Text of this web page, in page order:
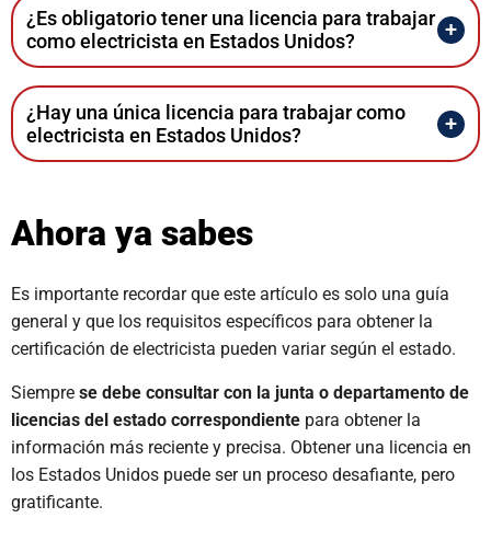
¿Es obligatorio tener una licencia para trabajar
como electricista en Estados Unidos?
¿Hay una única licencia para trabajar como
electricista en Estados Unidos?
Ahora ya sabes
Es importante recordar que este artículo es solo una guía
general y que los requisitos específicos para obtener la
certificación de electricista pueden variar según el estado.
Siempre se debe consultar con la junta o departamento de
licencias del estado correspondiente para obtener la
información más reciente y precisa. Obtener una licencia en
los Estados Unidos puede ser un proceso desafiante, pero
gratificante.